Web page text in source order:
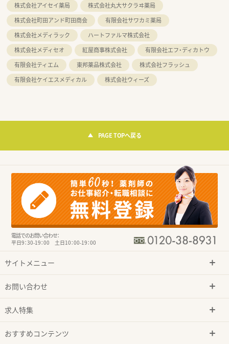
株式会社アイセイ薬局
株式会社丸大サクラヰ薬局
株式会社町田アンド町田商会
有限会社サワカミ薬局
株式会社メディラック
ハートファルマ株式会社
株式会社メディセオ
紅屋商事株式会社
有限会社エフ・ディカトウ
有限会社ティエム
東邦薬品株式会社
株式会社フラッシュ
有限会社ケイエスメディカル
株式会社ウィーズ
PAGE TOPへ戻る
電話でのお問い合わせ：
平日9：30-19：00 土日10：00-19：00
サイトメニュー
お問い合わせ
求人特集
おすすめコンテンツ